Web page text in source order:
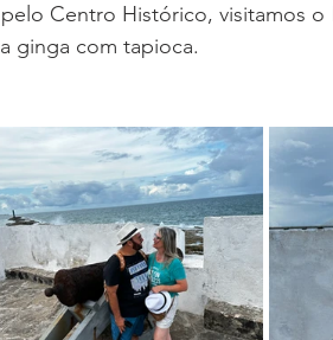
Centro Histórico, visitamos
ginga com tapioca.